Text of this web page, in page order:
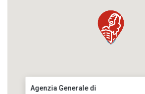
Agenzia Generale di